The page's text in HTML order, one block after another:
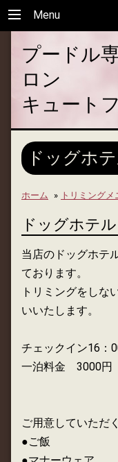
Menu
プードル
ロン
キュート
ドッグホ
ホーム » トリミングメ
ドッグホテル
当店のドッグホテ
ております。
トリミングをしな
いいたします。
チェックイン16：
一泊料金 3000円
ご用意していただ
●ご飯